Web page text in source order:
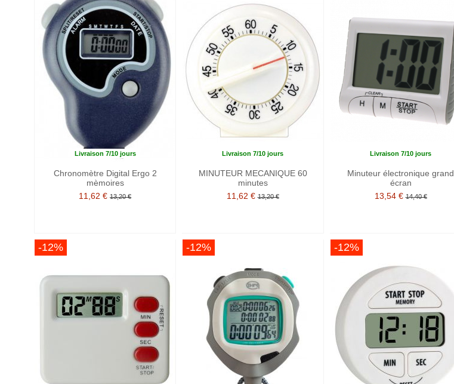
Livraison 7/10 jours
Chronomètre Digital Ergo 2
mèmoires
11,62 € 13,20 €
Livraison 7/10 jours
MINUTEUR MECANIQUE 60
minutes
11,62 € 13,20 €
Livraison 7/10 jours
Minuteur électronique grand
écran
13,54 € 14,40 €
-12% -12% -12%